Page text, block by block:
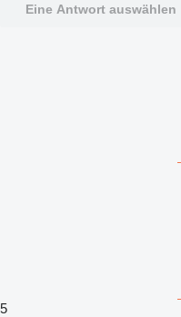
Eine Antwort auswählen
5